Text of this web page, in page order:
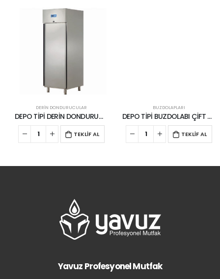
DERİN DONDURUCULAR
DEPO TİPİ DERİN DONDURUCU
TEKLİF AL
BUZDOLAPLARI
DEPO TİPİ BUZDOLABI ÇİFT KAPILI
TEKLİF AL
Yavuz Profesyonel Mutfak